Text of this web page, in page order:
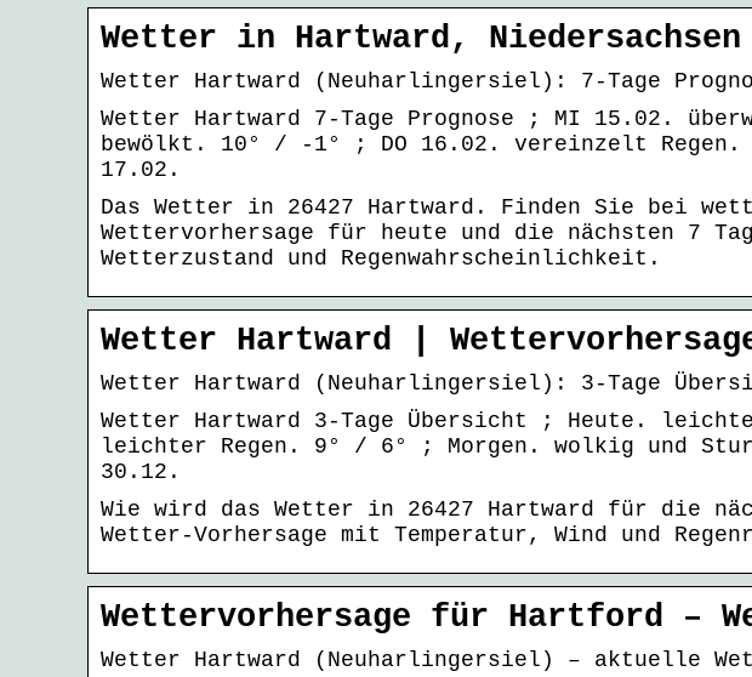
Wetter in Hartward,
Wetter Hartward (Neuharlingersiel): 7-Tage
Wetter Hartward 7-Tage Prognose ; MI 15.02.
bewölkt. 10° / -1° ; DO 16.02. vereinzelt
17.02.
Das Wetter in 26427 Hartward. Finden Sie bei
Wettervorhersage für heute und die nächsten 7
Wetterzustand und Regenwahrscheinlichkeit.
Wetter Hartward |
Wetter Hartward (Neuharlingersiel): 3-Tage
Wetter Hartward 3-Tage Übersicht ; Heute.
leichter Regen. 9° / 6° ; Morgen. wolkig und
30.12.
Wie wird das Wetter in 26427 Hartward für die
Wetter-Vorhersage mit Temperatur, Wind und
Wettervorhersage für Hartford –
Wetter Hartward (Neuharlingersiel) – aktuelle